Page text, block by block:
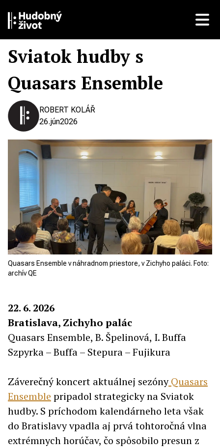
Sviatok hudby s
Quasars Ensemble
ROBERT KOLÁŘ
26.jún2026
Quasars Ensemble v náhradnom priestore, v Zichyho paláci. Foto:
archív QE
22. 6. 2026
Bratislava, Zichyho palác
Quasars Ensemble, B. Špelinová, I. Buffa
Szpyrka – Buffa – Stepura – Fujikura
Záverečný koncert aktuálnej sezónyQuasars
Ensemble pripadol strategicky na Sviatok
hudby. S príchodom kalendárneho leta však
do Bratislavy vpadla aj prvá tohtoročná vlna
extrémnych horúčav, čo spôsobilo presun z